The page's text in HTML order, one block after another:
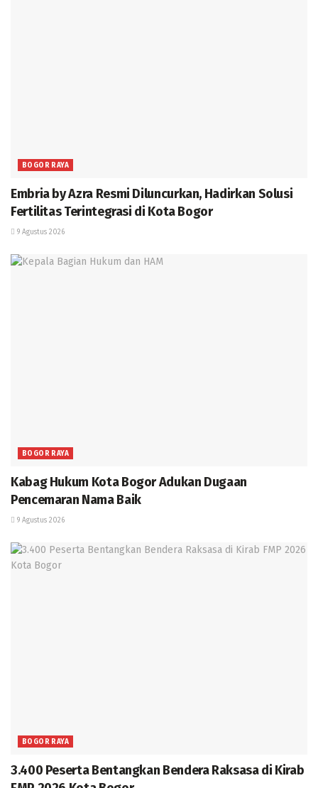
BOGOR RAYA
Embria by Azra Resmi Diluncurkan, Hadirkan Solusi
Fertilitas Terintegrasi di Kota Bogor
9 Agustus 2026
BOGOR RAYA
Kabag Hukum Kota Bogor Adukan Dugaan
Pencemaran Nama Baik
9 Agustus 2026
BOGOR RAYA
3.400 Peserta Bentangkan Bendera Raksasa di Kirab